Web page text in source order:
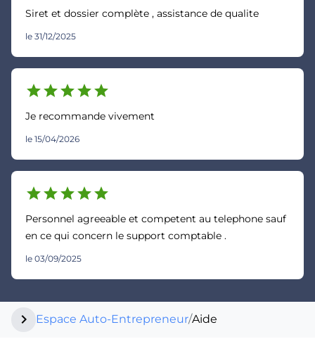
Siret et dossier complète , assistance de qualite
le 31/12/2025
starstarstarstarstar
Je recommande vivement
le 15/04/2026
starstarstarstarstar
Personnel agreeable et competent au telephone sauf
en ce qui concern le support comptable .
le 03/09/2025
chevron_right Espace Auto-Entrepreneur/Aide